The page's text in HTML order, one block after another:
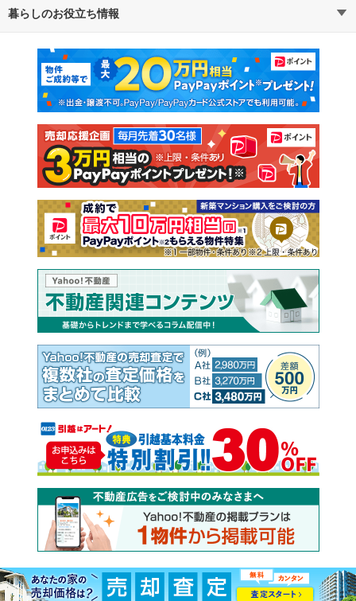
通勤・通学時間から探す
不動産・住宅
新築マンション 中古マンション
新築一戸建て 中古一戸建て
注文住宅 土地
売却査定
暮らしのお役立ち情報
マンションカタログ 教えて！住まいの先生